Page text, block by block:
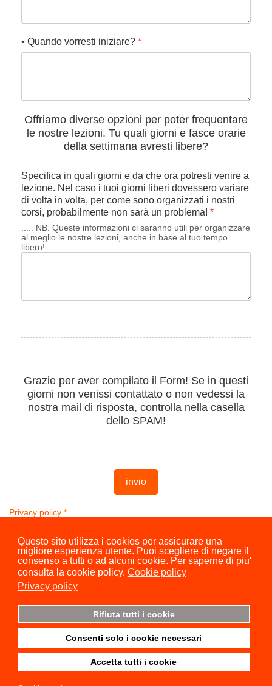
Questo sito utilizza i cookies per assicurare una
migliore esperienza utente. Puoi scegliere di negare il
consenso a tutti o ad alcuni cookie. Per saperne di piu'
consulta la cookie policy. Cookie policy
Privacy policy
Rifiuta tutti i cookie
Consenti solo i cookie necessari
Accetta tutti i cookie
• Quando vorresti iniziare? *
Offriamo diverse opzioni per poter frequentare
le nostre lezioni. Tu quali giorni e fasce orarie
della settimana avresti libere?
Specifica in quali giorni e da che ora potresti venire a
lezione. Nel caso i tuoi giorni liberi dovessero variare
di volta in volta, per come sono organizzati i nostri
corsi, probabilmente non sarà un problema! *
..... NB. Queste informazioni ci saranno utili per organizzare
al meglio le nostre lezioni, anche in base al tuo tempo
libero!
Grazie per aver compilato il Form! Se in questi
giorni non venissi contattato o non vedessi la
nostra mail di risposta, controlla nella casella
dello SPAM!
invio
Privacy policy *
© 2026 Ass.Cult. IDEE & ARTE - C.F. 95178950101 - All Rights
Reserved (Designed By
JoomShaper